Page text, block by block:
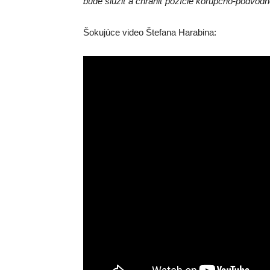
Šokujúce video Štefana Harabina: